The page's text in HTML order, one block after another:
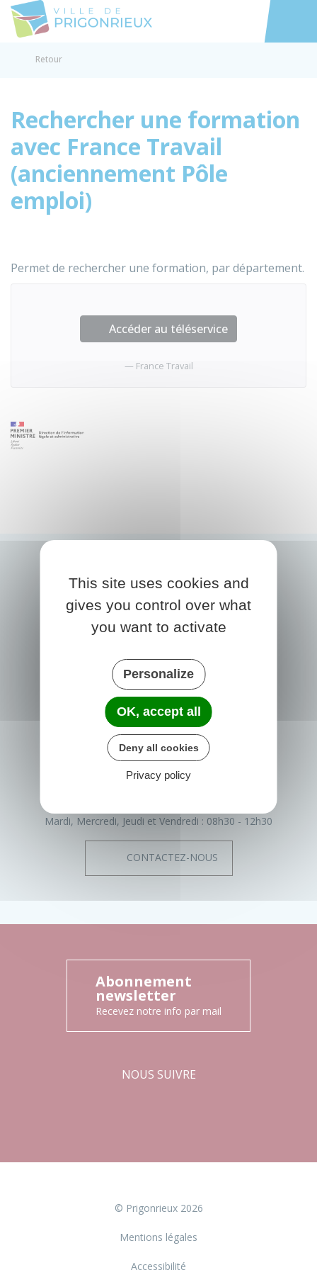
Accéder
Retour
Rechercher une formation
avec France Travail
(anciennement Pôle
emploi)
Permet de rechercher une formation, par département.
Accéder au téléservice
France Travail
PRIGONRIEUX
1 Place du Groupe Loiseau
24130 Prigonrieux
France
05 53 61 55 55
Mardi, Mercredi, Jeudi et Vendredi : 08h30 - 12h30
CONTACTEZ-NOUS
Abonnement
newsletter
Recevez notre info par mail
NOUS SUIVRE
© Prigonrieux 2026
Mentions légales
Accessibilité
This site uses cookies and
gives you control over what
you want to activate
Personalize
OK, accept all
Deny all cookies
Privacy policy